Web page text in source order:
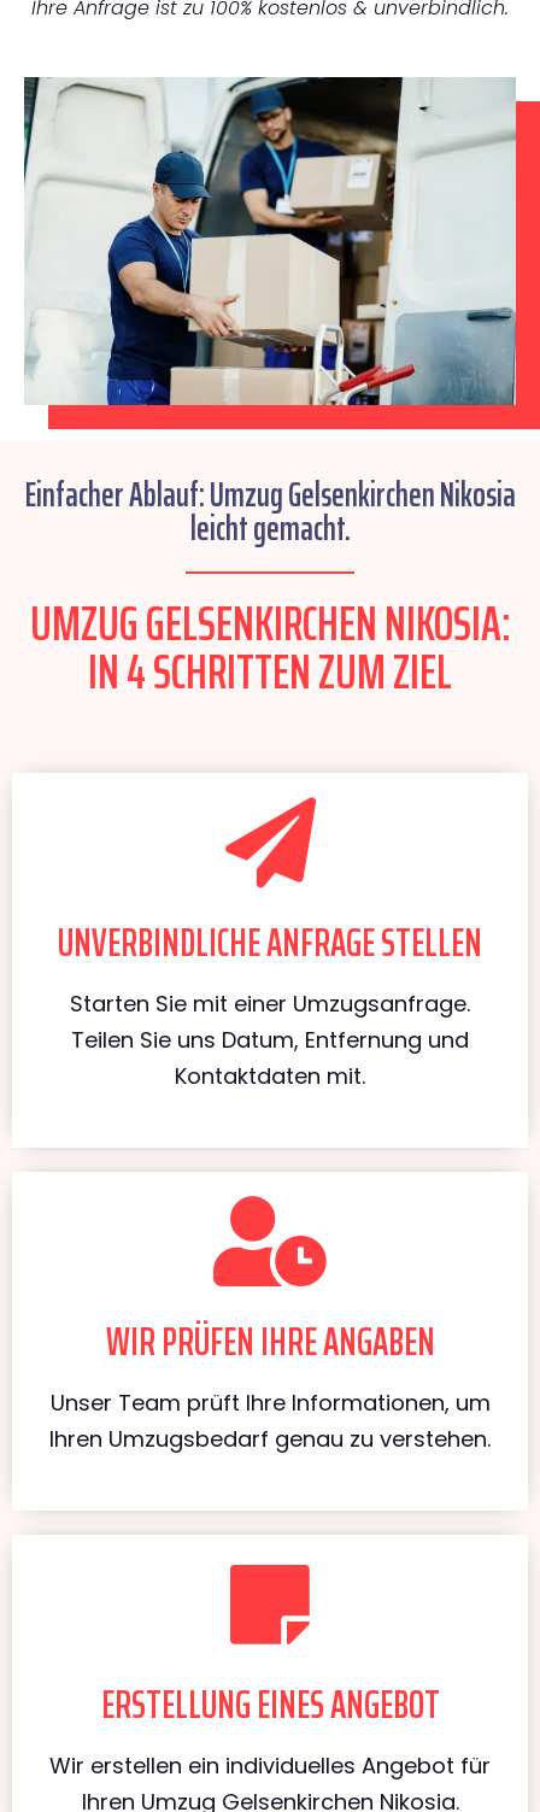
Ihre Anfrage ist zu 100% kostenlos & unverbindlich.
Einfacher Ablauf: Umzug Gelsenkirchen Nikosia
leicht gemacht.
UMZUG GELSENKIRCHEN NIKOSIA:
IN 4 SCHRITTEN ZUM ZIEL
UNVERBINDLICHE ANFRAGE STELLEN
Starten Sie mit einer Umzugsanfrage.
Teilen Sie uns Datum, Entfernung und
Kontaktdaten mit.
WIR PRÜFEN IHRE ANGABEN
Unser Team prüft Ihre Informationen, um
Ihren Umzugsbedarf genau zu verstehen.
ERSTELLUNG EINES ANGEBOT
Wir erstellen ein individuelles Angebot für
Ihren Umzug Gelsenkirchen Nikosia.